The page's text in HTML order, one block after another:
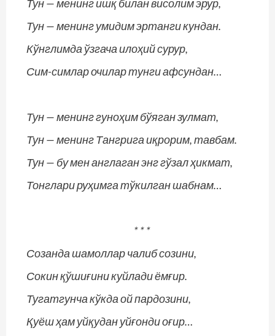
Тун — менинг ишқ билан висолим эрур,
Тун — менинг умидим эртанги кундан.
Кўнглимда ўзгача илоҳий сурур,
Сим-симлар очилар тунги афсундан…
Тун — менинг гуноҳим бўяган зулмат,
Тун — менинг Тангрига иқрорим, тавбам.
Тун — бу мен англаган энг гўзал ҳикмат,
Тонглари руҳимга тўкилган шабнам…
* * *
Созанда шамоллар чалиб созини,
Сокин қўшиғини куйлади ёмғир.
Тугатгунча кўкда ой пардозини,
Қуёш ҳам уйқудан уйғонди оғир…